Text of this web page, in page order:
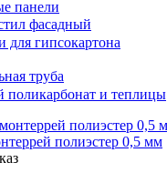
панели
фасадный
для гипсокартона
труба
поликарбонат и теплицы
полиэстер 0,5 мм